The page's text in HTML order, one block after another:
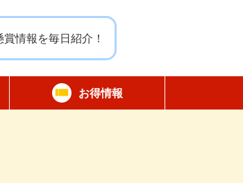
情報を毎日紹介！
お得情報